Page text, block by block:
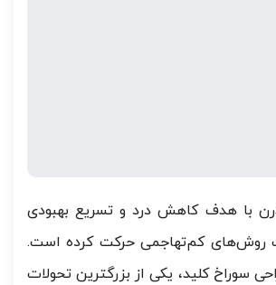
با هدف کاهش درد و تسریع بهبودی
روش‌های کم‌تهاجمی حرکت کرده است.
سوراخ کلید، یکی از بزرگترین تحولات